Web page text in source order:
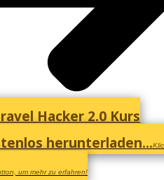
Hacker 2.0 Kurs
herunterladen...
um mehr zu erfahren!